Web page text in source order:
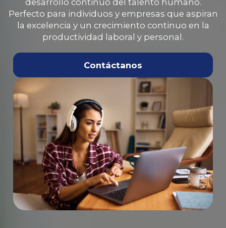
desarrollo continuo del talento humano.
Perfecto para individuos y empresas que aspiran
la excelencia y un crecimiento continuo en la
productividad laboral y personal.
Contáctanos